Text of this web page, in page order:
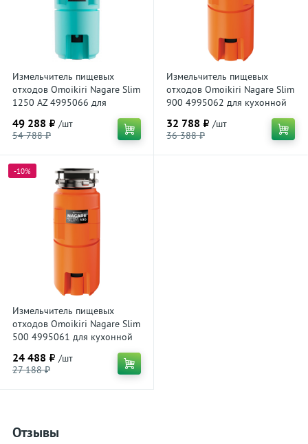
Измельчитель пищевых
отходов Omoikiri Nagare Slim
1250 AZ 4995066 для
кухонной мойки, магнитный
мотор
49 288 ₽ /шт
54 788 ₽
Измельчитель пищевых
отходов Omoikiri Nagare Slim
900 4995062 для кухонной
мойки, магнитный мотор
32 788 ₽ /шт
36 388 ₽
-10%
Измельчитель пищевых
отходов Omoikiri Nagare Slim
500 4995061 для кухонной
мойки, магнитный мотор
24 488 ₽ /шт
27 188 ₽
Отзывы